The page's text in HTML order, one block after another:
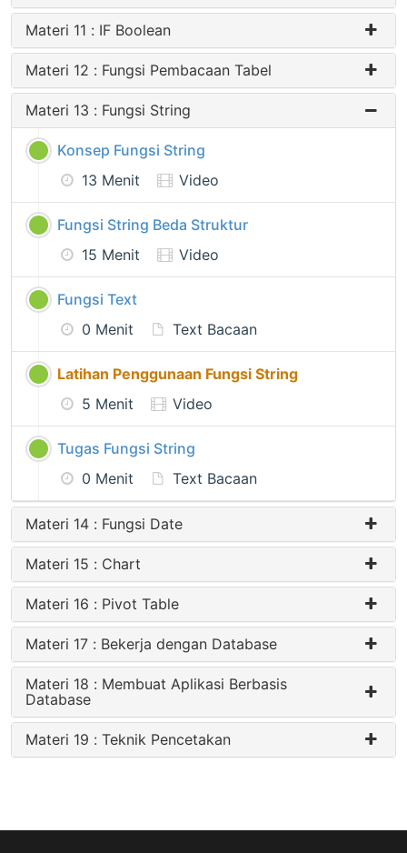
Materi 11 : IF Boolean
Materi 12 : Fungsi Pembacaan Tabel
Materi 13 : Fungsi String
Konsep Fungsi String
13 Menit
Video
Fungsi String Beda Struktur
15 Menit
Video
Fungsi Text
0 Menit
Text Bacaan
Latihan Penggunaan Fungsi String
5 Menit
Video
Tugas Fungsi String
0 Menit
Text Bacaan
Materi 14 : Fungsi Date
Materi 15 : Chart
Materi 16 : Pivot Table
Materi 17 : Bekerja dengan Database
Materi 18 : Membuat Aplikasi Berbasis
Database
Materi 19 : Teknik Pencetakan